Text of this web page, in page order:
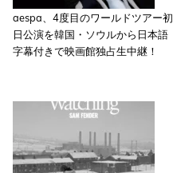
aespa、4度目のワールドツアー初
日公演を韓国・ソウルから日本語
字幕付きで映画館独占生中継！